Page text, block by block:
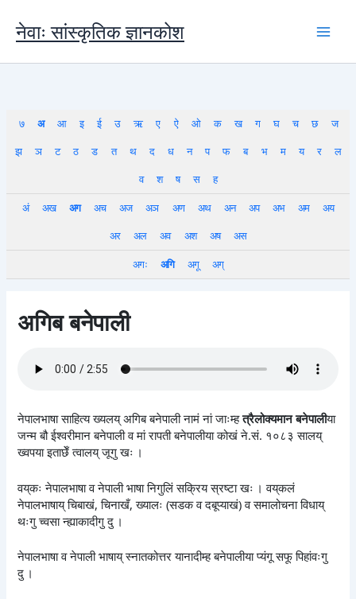
content
नेवाः सांस्कृतिक ज्ञानकोश
७ अ आ इ ई उ ऋ ए ऐ ओ क ख ग घ च छ
ज
झ
ञ ट ठ ड त थ द ध न प फ ब भ म य र
ल
व
श ष स
ह
अं
अख अग अच अज अञ अण अथ अन अप अभ अम
अय
अर
अल अव अश अष
अस
अगः
अगि अगू अग्
अगिब बनेपाली
नेपालभाषा साहित्य ख्यलय् अगिब बनेपाली नामं नां जाःम्हत्रैलोक्यमान बनेपालीया
जन्म बौ ईश्वरीमान बनेपाली व मां रापती बनेपालीया कोखं ने.सं. १०८३ सालय्
ख्वपया इताछेँ त्वालय् जूगु खः ।
वय्‌कः नेपालभाषा व नेपाली भाषा निगुलिं सक्रिय स्रष्टा खः । वय्‌कलं
नेपालभाषाय् चिबाखं, चिनाखँ, ख्यालः (सडक व दबूप्याखं) व समालोचना विधाय्
थःगु च्वसा न्ह्याकादीगु दु ।
नेपालभाषा व नेपाली भाषाय् स्नातकोत्तर यानादीम्ह बनेपालीया प्यंगू सफू पिहांवःगु
दु ।